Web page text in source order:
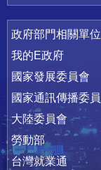
政府部門相關單
我的E政府
國家發展委員會
國家通訊傳播委
大陸委員會
勞動部
台灣就業通